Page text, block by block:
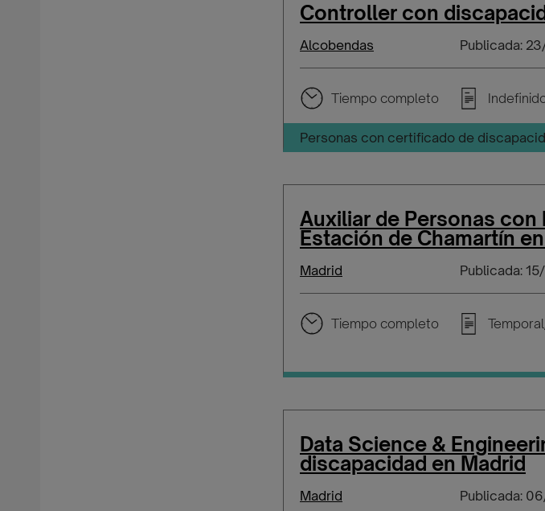
Controller con
Alcobendas Publicada:
Tiempo completo
Personas con certificado de
Auxiliar de Personas con
Estación de Chamartín
Madrid Publicada:
Tiempo completo
Data Science &
discapacidad en Madrid
Madrid Publicada: